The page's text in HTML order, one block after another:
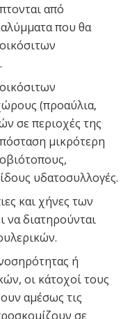
από
που θα
(προαύλια,
σε περιοχές της
μικρότερη
υδατοσυλλογές.
και χήνες των
να διατηρούνται
ή
οι κάτοχοί τους
αμέσως τις
σε